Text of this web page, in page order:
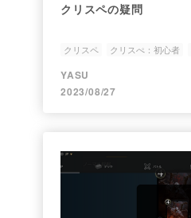
クリスペの疑問
クリスペ クリスぺ：初心者
YASU
2023/08/27